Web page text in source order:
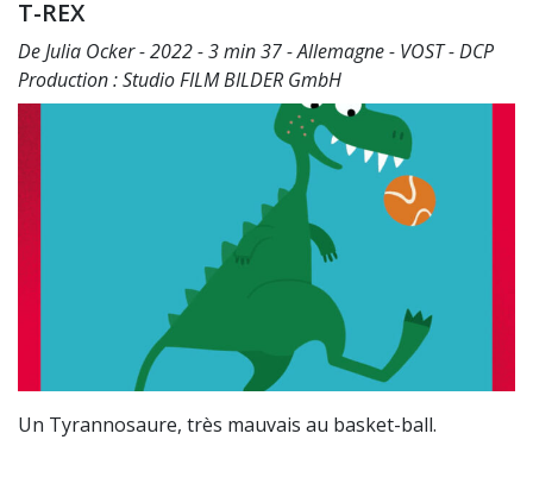
T-REX
De Julia Ocker - 2022 - 3 min 37 - Allemagne - VOST - DCP
Production : Studio FILM BILDER GmbH
Un Tyrannosaure, très mauvais au basket-ball.